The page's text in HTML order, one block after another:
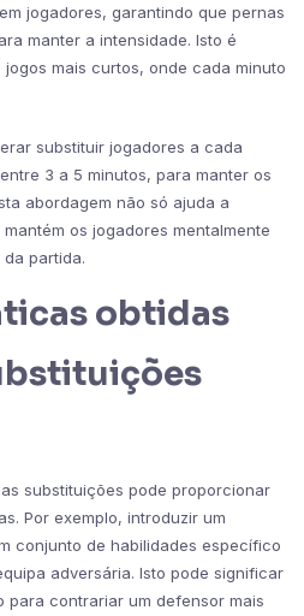
jogadores, garantindo que pernas
manter a intensidade. Isto é
mais curtos, onde cada minuto
substituir jogadores a cada
3 a 5 minutos, para manter os
abordagem não só ajuda a
os jogadores mentalmente
partida.
obtidas
substituições pode proporcionar
Por exemplo, introduzir um
conjunto de habilidades específico
adversária. Isto pode significar
para contrariar um defensor mais